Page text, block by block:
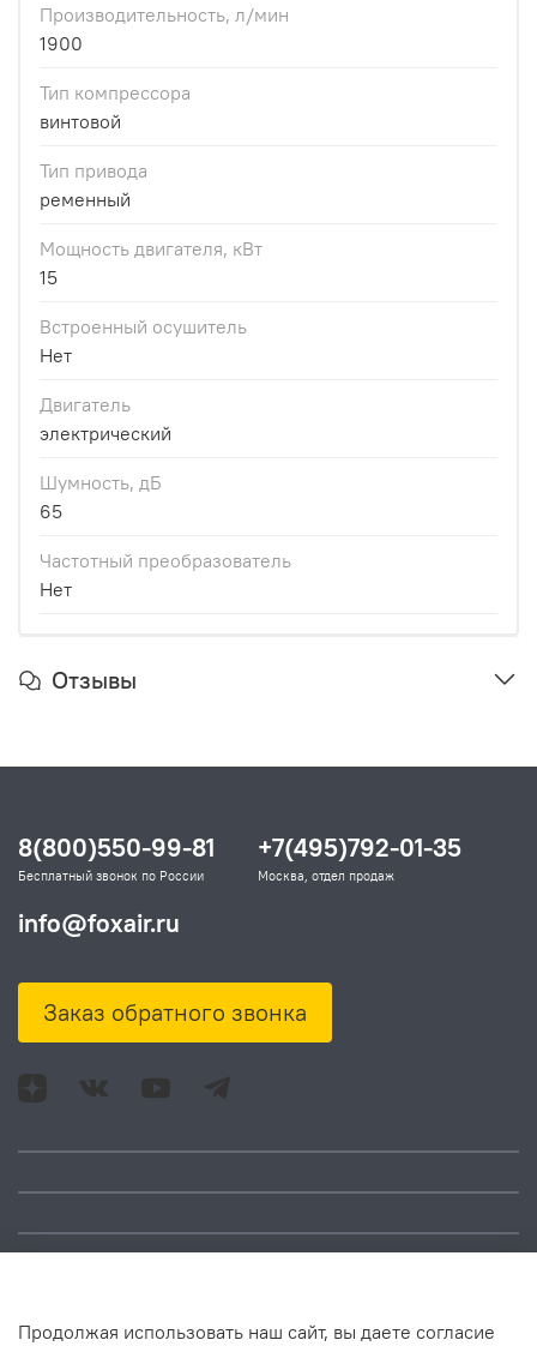
Производительность, л/мин
1900
Тип компрессора
винтовой
Тип привода
ременный
Мощность двигателя, кВт
15
Встроенный осушитель
Нет
Двигатель
электрический
Шумность, дБ
65
Частотный преобразователь
Нет
Отзывы
Адрес: Москва, ул.
8(800)550-99-81
Бесплатный звонок по России
+7(495)792-01-35
Москва, отдел продаж
info@foxair.ru
Заказ обратного звонка
Продолжая использовать наш сайт, вы даете согласие